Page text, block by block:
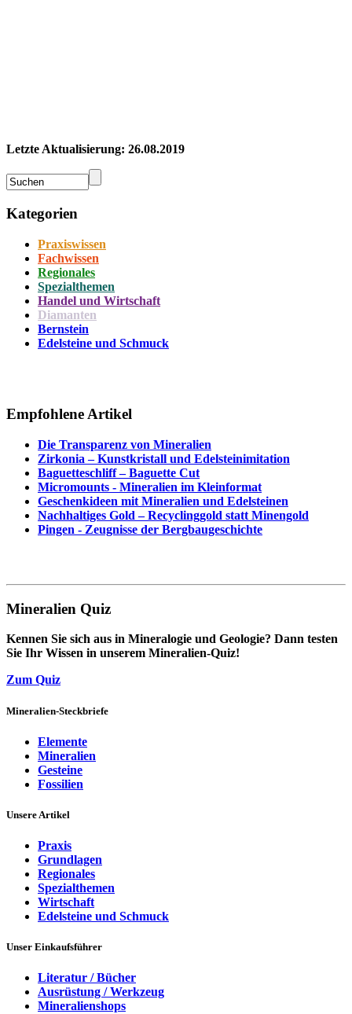
Letzte Aktualisierung: 26.08.2019
Kategorien
Praxiswissen
Fachwissen
Regionales
Spezialthemen
Handel und Wirtschaft
Diamanten
Bernstein
Edelsteine und Schmuck
Empfohlene Artikel
Die Transparenz von Mineralien
Zirkonia – Kunstkristall und Edelsteinimitation
Baguetteschliff – Baguette Cut
Micromounts - Mineralien im Kleinformat
Geschenkideen mit Mineralien und Edelsteinen
Nachhaltiges Gold – Recyclinggold statt Minengold
Pingen - Zeugnisse der Bergbaugeschichte
Mineralien Quiz
Kennen Sie sich aus in Mineralogie und Geologie? Dann testen
Sie Ihr Wissen in unserem Mineralien-Quiz!
Zum Quiz
Mineralien-Steckbriefe
Elemente
Mineralien
Gesteine
Fossilien
Unsere Artikel
Praxis
Grundlagen
Regionales
Spezialthemen
Wirtschaft
Edelsteine und Schmuck
Unser Einkaufsführer
Literatur / Bücher
Ausrüstung / Werkzeug
Mineralienshops